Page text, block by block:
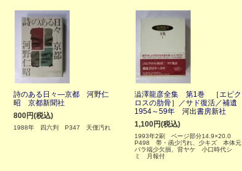
詩のある日々―京都 河野仁
昭 京都新聞社
800円(税込)
1988年 四六判 P347 天僅汚れ
澁澤龍彦全集 第1巻 ［エピク
ロスの肋骨］／サド復活／補遺
1954～59年 河出書房新社
1,100円(税込)
1993年2刷 ページ部分14.9×20.0
P498 帯・函少汚れ、少キズ 本体元
パラ端少欠損、背ヤケ 小口時代シ
ミ 月報付